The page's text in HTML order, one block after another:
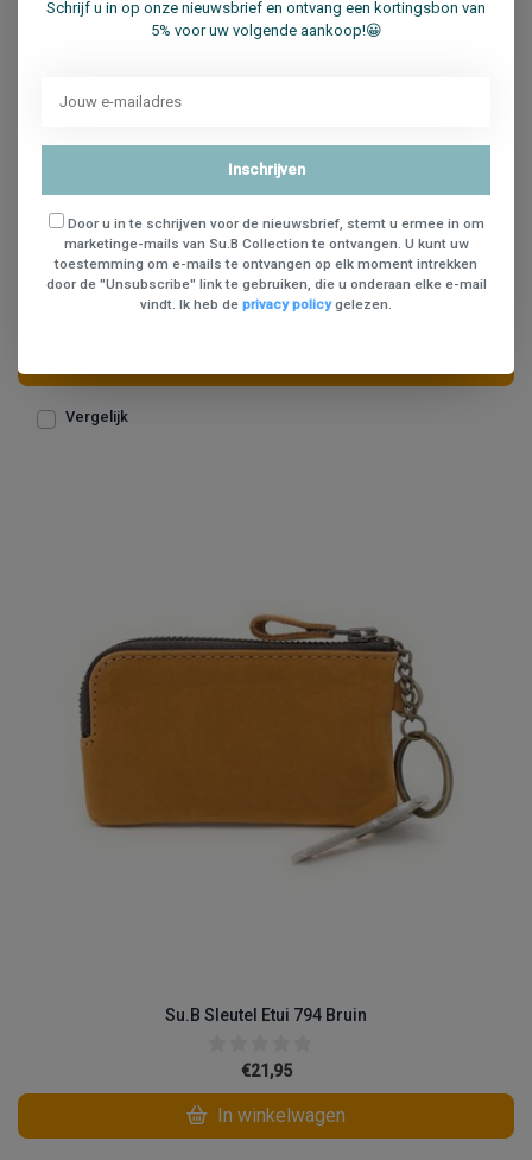
Su.B.dgn Leren Sleutel- en Muntetui M2604 Zwart
Vergelijk
Su.B Sleutel Etui 794 Bruin
€21,95
In winkelwagen
Schrijf u in op onze nieuwsbrief en ontvang een kortingsbon van
5% voor uw volgende aankoop!😀
Inschrijven
Door u in te schrijven voor de nieuwsbrief, stemt u ermee in om
marketinge-mails van Su.B Collection te ontvangen. U kunt uw
toestemming om e-mails te ontvangen op elk moment intrekken
door de "Unsubscribe" link te gebruiken, die u onderaan elke e-mail
vindt. Ik heb de privacy policygelezen.